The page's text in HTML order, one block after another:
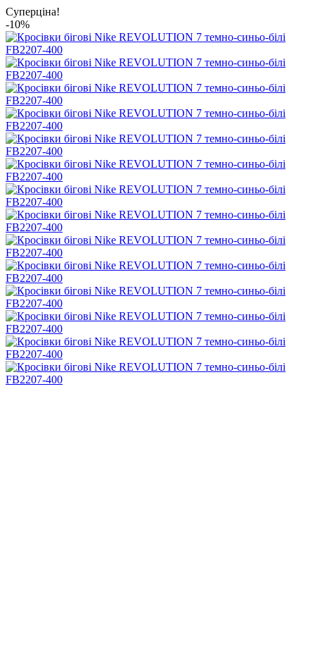
Суперціна!
-10%